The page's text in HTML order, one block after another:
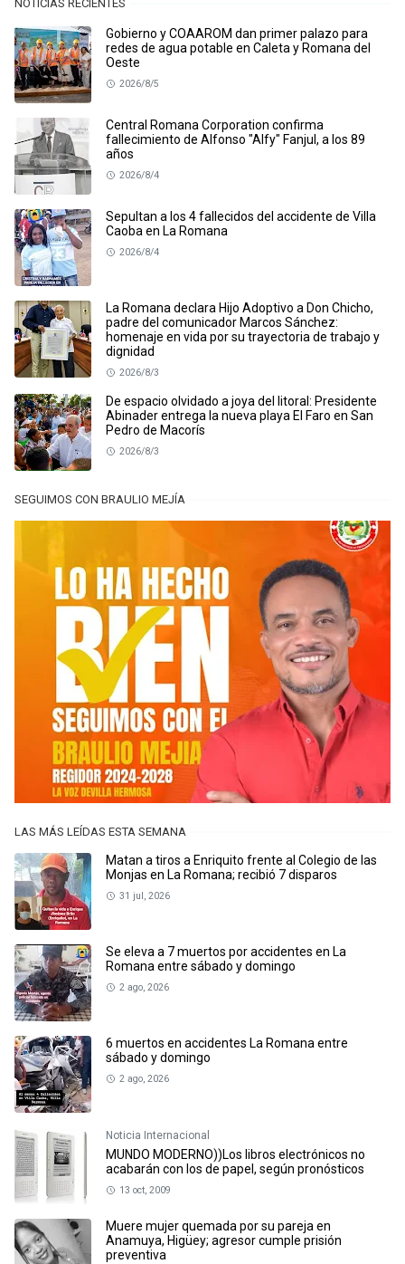
NOTICIAS RECIENTES
Gobierno y COAAROM dan primer palazo para
redes de agua potable en Caleta y Romana del
Oeste
2026/8/5
Central Romana Corporation confirma
fallecimiento de Alfonso "Alfy" Fanjul, a los 89
años
2026/8/4
Sepultan a los 4 fallecidos del accidente de Villa
Caoba en La Romana
2026/8/4
La Romana declara Hijo Adoptivo a Don Chicho,
padre del comunicador Marcos Sánchez:
homenaje en vida por su trayectoria de trabajo y
dignidad
2026/8/3
De espacio olvidado a joya del litoral: Presidente
Abinader entrega la nueva playa El Faro en San
Pedro de Macorís
2026/8/3
SEGUIMOS CON BRAULIO MEJÍA
LAS MÁS LEÍDAS ESTA SEMANA
Matan a tiros a Enriquito frente al Colegio de las
Monjas en La Romana; recibió 7 disparos
31 jul, 2026
Se eleva a 7 muertos por accidentes en La
Romana entre sábado y domingo
2 ago, 2026
6 muertos en accidentes La Romana entre
sábado y domingo
2 ago, 2026
Noticia Internacional
MUNDO MODERNO))Los libros electrónicos no
acabarán con los de papel, según pronósticos
13 oct, 2009
Muere mujer quemada por su pareja en
Anamuya, Higüey; agresor cumple prisión
preventiva